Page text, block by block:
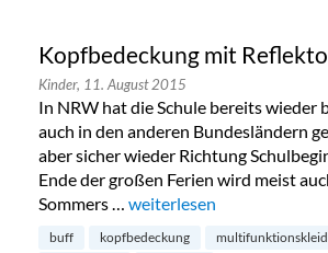
Kopfbedeckung mit
Kinder, 11. August 2015
In NRW hat die Schule bereits wieder
auch in den anderen Bundesländern
aber sicher wieder Richtung
Ende der großen Ferien wird meist
Sommers … „Kopfbedeckung mit
weiterlesen
buff kopfbedeckung